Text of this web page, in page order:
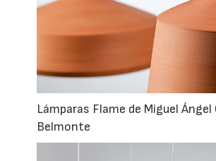
Lámparas Flame de Miguel Ángel
Belmonte